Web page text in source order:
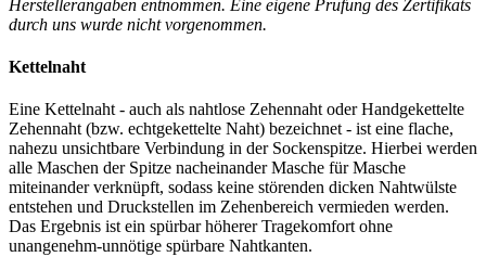
Herstellerangaben entnommen. Eine eigene Prüfung des Zertifikats
durch uns wurde nicht vorgenommen.
Kettelnaht
Eine Kettelnaht - auch als nahtlose Zehennaht oder Handgekettelte
Zehennaht (bzw. echtgekettelte Naht) bezeichnet - ist eine flache,
nahezu unsichtbare Verbindung in der Sockenspitze. Hierbei werden
alle Maschen der Spitze nacheinander Masche für Masche
miteinander verknüpft, sodass keine störenden dicken Nahtwülste
entstehen und Druckstellen im Zehenbereich vermieden werden.
Das Ergebnis ist ein spürbar höherer Tragekomfort ohne
unangenehm-unnötige spürbare Nahtkanten.